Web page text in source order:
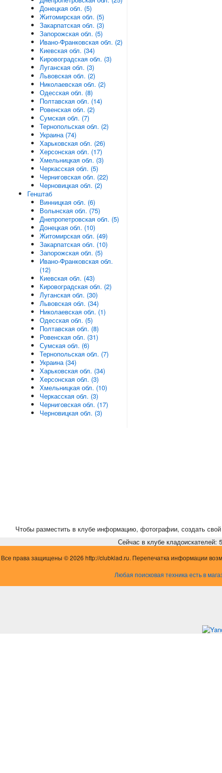
Донецкая обл. (5)
Житомирская обл. (5)
Закарпатская обл. (3)
Запорожская обл. (5)
Ивано-Франковская обл. (2)
Киевская обл. (34)
Кировоградская обл. (3)
Луганская обл. (3)
Львовская обл. (2)
Николаевская обл. (2)
Одесская обл. (8)
Полтавская обл. (14)
Ровенская обл. (2)
Сумская обл. (7)
Тернопольская обл. (2)
Украина (74)
Харьковская обл. (26)
Херсонская обл. (17)
Хмельницкая обл. (3)
Черкасская обл. (5)
Черниговская обл. (22)
Черновицкая обл. (2)
Генштаб
Винницкая обл. (6)
Волынская обл. (75)
Днепропетровская обл. (5)
Донецкая обл. (10)
Житомирская обл. (49)
Закарпатская обл. (10)
Запорожская обл. (5)
Ивано-Франковская обл.
(12)
Киевская обл. (43)
Кировоградская обл. (2)
Луганская обл. (30)
Львовская обл. (34)
Николаевская обл. (1)
Одесская обл. (5)
Полтавская обл. (8)
Ровенская обл. (31)
Сумская обл. (6)
Тернопольская обл. (7)
Украина (34)
Харьковская обл. (34)
Херсонская обл. (3)
Хмельницкая обл. (10)
Черкасская обл. (3)
Черниговская обл. (17)
Черновицкая обл. (3)
Чтобы разместить в клубе информацию, фотографии, создать свой
Сейчас в клубе кладоискателей:
Все права защищены © 2026 http://clubklad.ru. Перепечатка информации
Любая поисковая техника есть в